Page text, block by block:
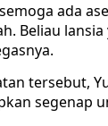
ada
Beliau
tersebut,
segenap